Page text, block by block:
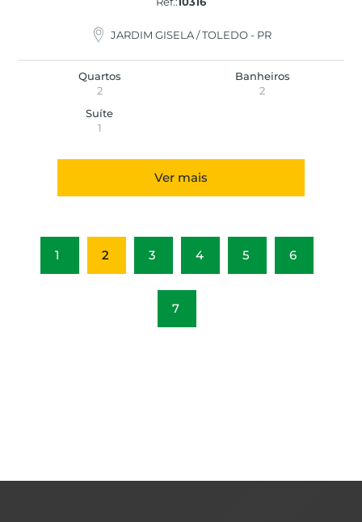
JARDIM GISELA / TOLEDO - PR
Quartos
2
Banheiros
2
Suíte
1
Ver mais
1 2 3 4 5 6
7